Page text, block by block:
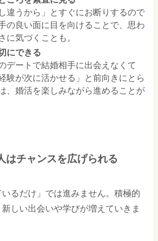
違うから」とすぐにお断りするので
の良い面に目を向けることで、思わ
に気づくことも。
にできる
デートで結婚相手に出会えなくて
験が次に活かせる」と前向きにとら
、婚活を楽しみながら進めることが
はチャンスを広げられる
るだけ」では進みません。積極的
しい出会いや学びが増えていきま